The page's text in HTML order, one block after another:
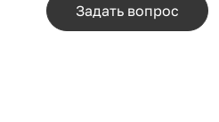
Задать вопрос